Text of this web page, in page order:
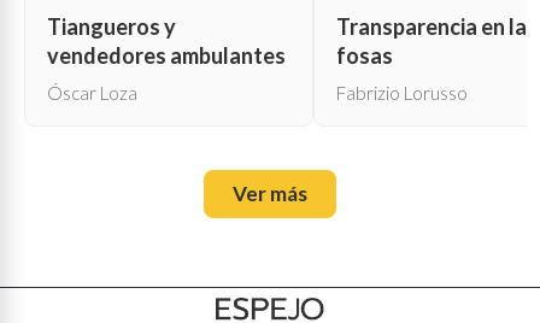
Tiangueros y
vendedores ambulantes
Óscar Loza
Transparencia en las
fosas
Fabrizio Lorusso
Ver más